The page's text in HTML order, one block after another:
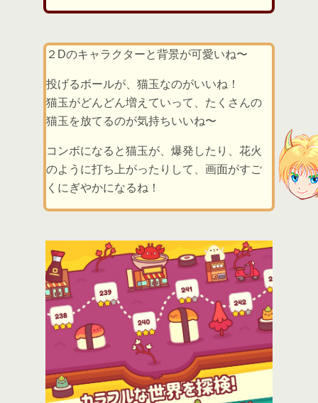
２Dのキャラクターと背景が可愛いね〜
投げるボールが、猫玉なのがいいね！
猫玉がどんどん増えていって、たくさんの
猫玉を放てるのが気持ちいいね〜
コンボになると猫玉が、爆発したり、花火
のように打ち上がったりして、画面がすご
くにぎやかになるね！